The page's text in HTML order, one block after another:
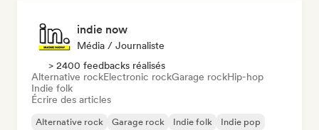
indie now
Média / Journaliste
> 2400 feedbacks réalisés
Alternative rockElectronic rockGarage rockHip-hop
Indie folk
Écrire des articles
Alternative rock Garage rock Indie folk
Indie pop